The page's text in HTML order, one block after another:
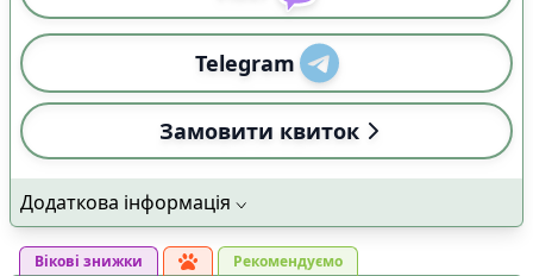
Telegram
Замовити квиток
Додаткова інформація
Вікові знижки
Рекомендуємо